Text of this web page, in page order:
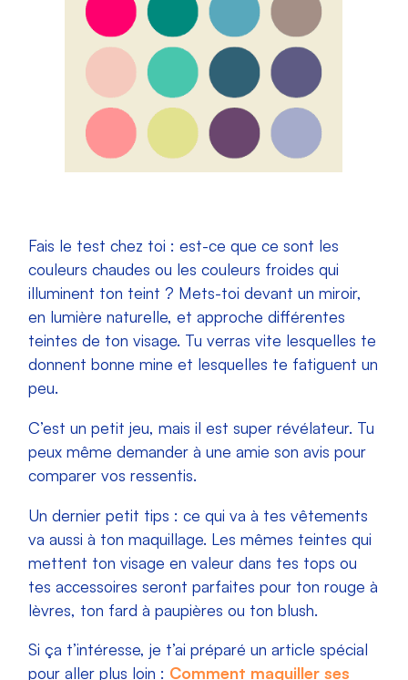
Fais le test chez toi : est-ce que ce sont les
couleurs chaudes ou les couleurs froides qui
illuminent ton teint ? Mets-toi devant un miroir,
en lumière naturelle, et approche différentes
teintes de ton visage. Tu verras vite lesquelles te
donnent bonne mine et lesquelles te fatiguent un
peu.
C’est un petit jeu, mais il est super révélateur. Tu
peux même demander à une amie son avis pour
comparer vos ressentis.
Un dernier petit tips : ce qui va à tes vêtements
va aussi à ton maquillage. Les mêmes teintes qui
mettent ton visage en valeur dans tes tops ou
tes accessoires seront parfaites pour ton rouge à
lèvres, ton fard à paupières ou ton blush.
Si ça t’intéresse, je t’ai préparé un article spécial
pour aller plus loin : Comment maquiller ses